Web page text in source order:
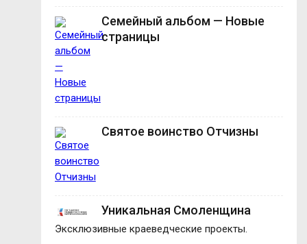
Семейный альбом — Новые
страницы
Святое воинство Отчизны
Уникальная Смоленщина
Эксклюзивные краеведческие проекты.